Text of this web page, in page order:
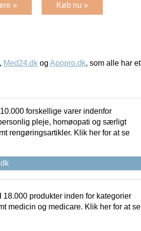
» Køb nu »
, Med24.dk og Apopro.dk, som alle har et
forskellige varer indenfor
pleje, homøopati og særligt
rengøringsartikler. Klik her for at se
18.000 produkter inden for kategorier
medicin og medicare. Klik her for at se